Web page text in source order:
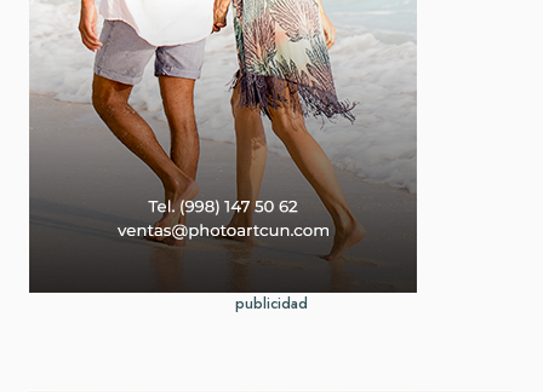
publicidad